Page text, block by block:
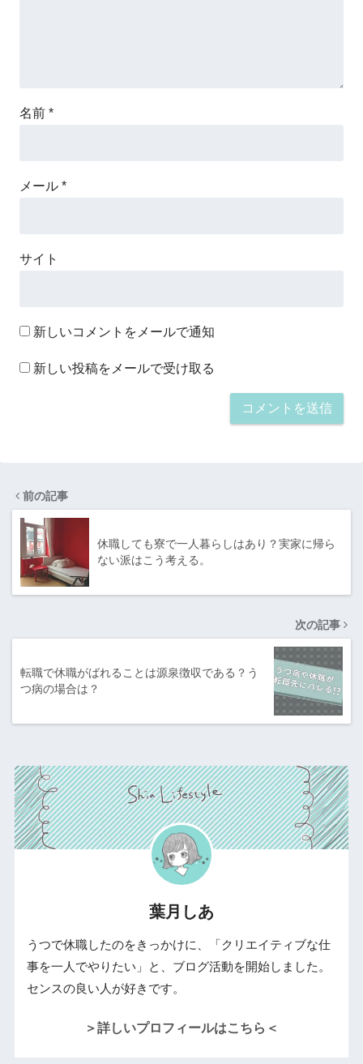
名前 *
メール *
サイト
新しいコメントをメールで通知
新しい投稿をメールで受け取る
前の記事
休職しても寮で一人暮らしはあり？実家に帰ら
ない派はこう考える。
次の記事
転職で休職がばれることは源泉徴収である？う
つ病の場合は？
葉月しあ
うつで休職したのをきっかけに、「クリエイティブな仕
事を一人でやりたい」と、ブログ活動を開始しました。
センスの良い人が好きです。
＞詳しいプロフィールはこちら＜